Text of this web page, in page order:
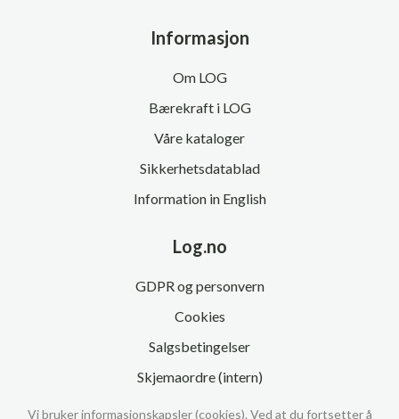
Informasjon
Om LOG
Bærekraft i LOG
Våre kataloger
Sikkerhetsdatablad
Information in English
Log.no
GDPR og personvern
Cookies
Salgsbetingelser
Skjemaordre (intern)
Vi bruker informasjonskapsler (cookies). Ved at du fortsetter å